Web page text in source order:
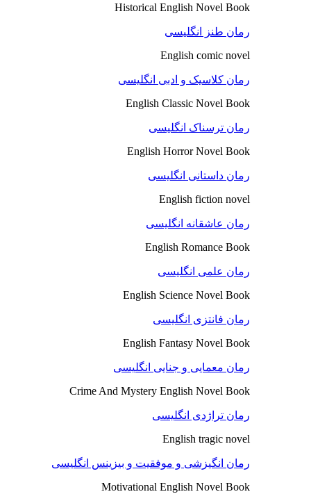
Historical English Novel Book
رمان طنز انگلیسی
English comic novel
رمان کلاسیک و ادبی انگلیسی
English Classic Novel Book
رمان ترسناک انگلیسی
English Horror Novel Book
رمان داستانی انگلیسی
English fiction novel
رمان عاشقانه انگلیسی
English Romance Book
رمان علمی انگلیسی
English Science Novel Book
رمان فانتزی انگلیسی
English Fantasy Novel Book
رمان معمایی و جنایی انگلیسی
Crime And Mystery English Novel Book
رمان تراژدی انگلیسی
English tragic novel
رمان انگیزشی و موفقیت و بیزینس انگلیسی
Motivational English Novel Book